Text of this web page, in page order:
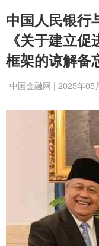
中国人民银行
《关于建立
框架的谅解备
中国金融网 | 2025年05